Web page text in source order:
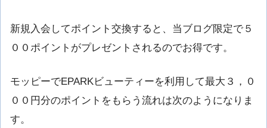
新規入会してポイント交換すると、当ブログ限定で５
００ポイントがプレゼントされるのでお得です。
モッピーでEPARKビューティーを利用して最大３，０
００円分のポイントをもらう流れは次のようになりま
す。